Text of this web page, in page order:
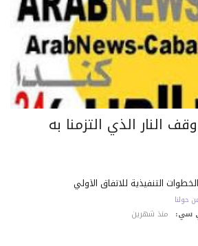
الذي التزمنا به
التنفيذية للاتفاق الأولي
منذ شهرين